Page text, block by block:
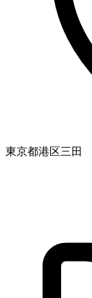
東京都港区三田